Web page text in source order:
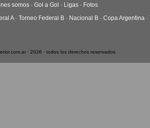
somos · Gol a Gol · Ligas · Fotos
A· Torneo Federal B · Nacional B · Copa Argentina ·
· 2026 · todos los derechos reservados